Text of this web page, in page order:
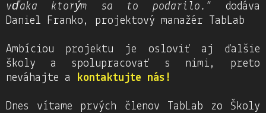
vďaka ktorým sa to podarilo. ” dodáva
Daniel Franko, projektový manažér TabLab
Ambíciou projektu je osloviť aj ďalšie
školy a spolupracovať s nimi, preto
neváhajte a kontaktujte nás!
Dnes vítame prvých členov TabLab zo Školy